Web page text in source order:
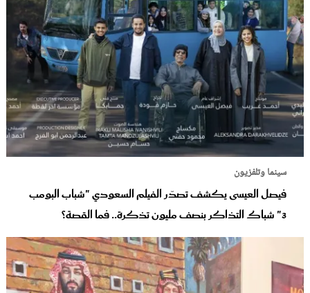
سينما وتلفزيون
فيصل العيسى يكشف تصدّر الفيلم السعودي "شباب البومب
3" شباك التذاكر بنصف مليون تذكرة.. فما القصة؟